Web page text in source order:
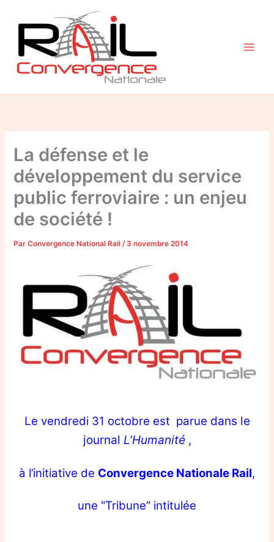
contenu
La défense et le
développement du service
public ferroviaire : un enjeu
de société !
ParConvergence National Rail/ 3 novembre 2014
Le vendredi 31 octobre est parue dans le
journal L’Humanité ,
à l’initiative de Convergence Nationale Rail,
une “Tribune” intitulée